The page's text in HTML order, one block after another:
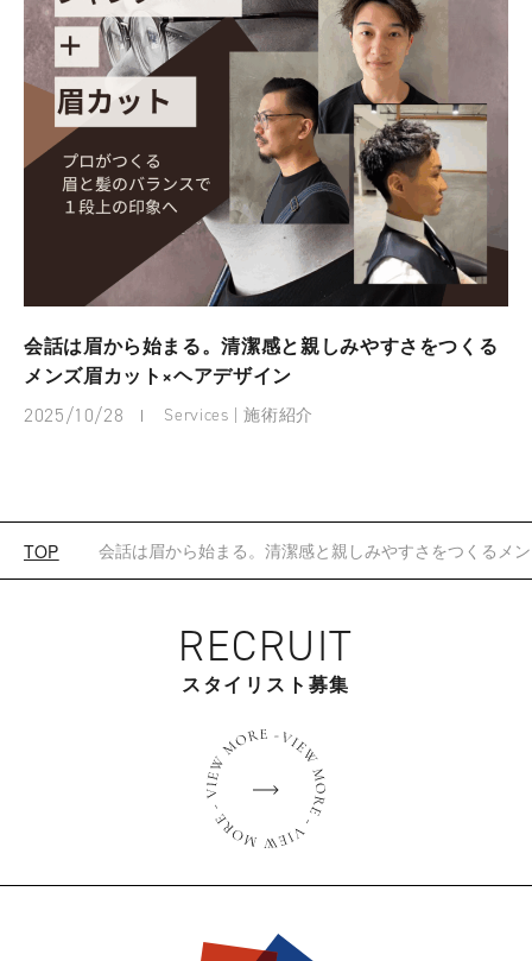
会話は眉から始まる。清潔感と親しみやすさをつくる
メンズ眉カット×ヘアデザイン
2025/10/28 Services | 施術紹介
TOP 会話は眉から始まる。清潔感と親しみやすさをつくるメ
RECRUIT
スタイリスト募集